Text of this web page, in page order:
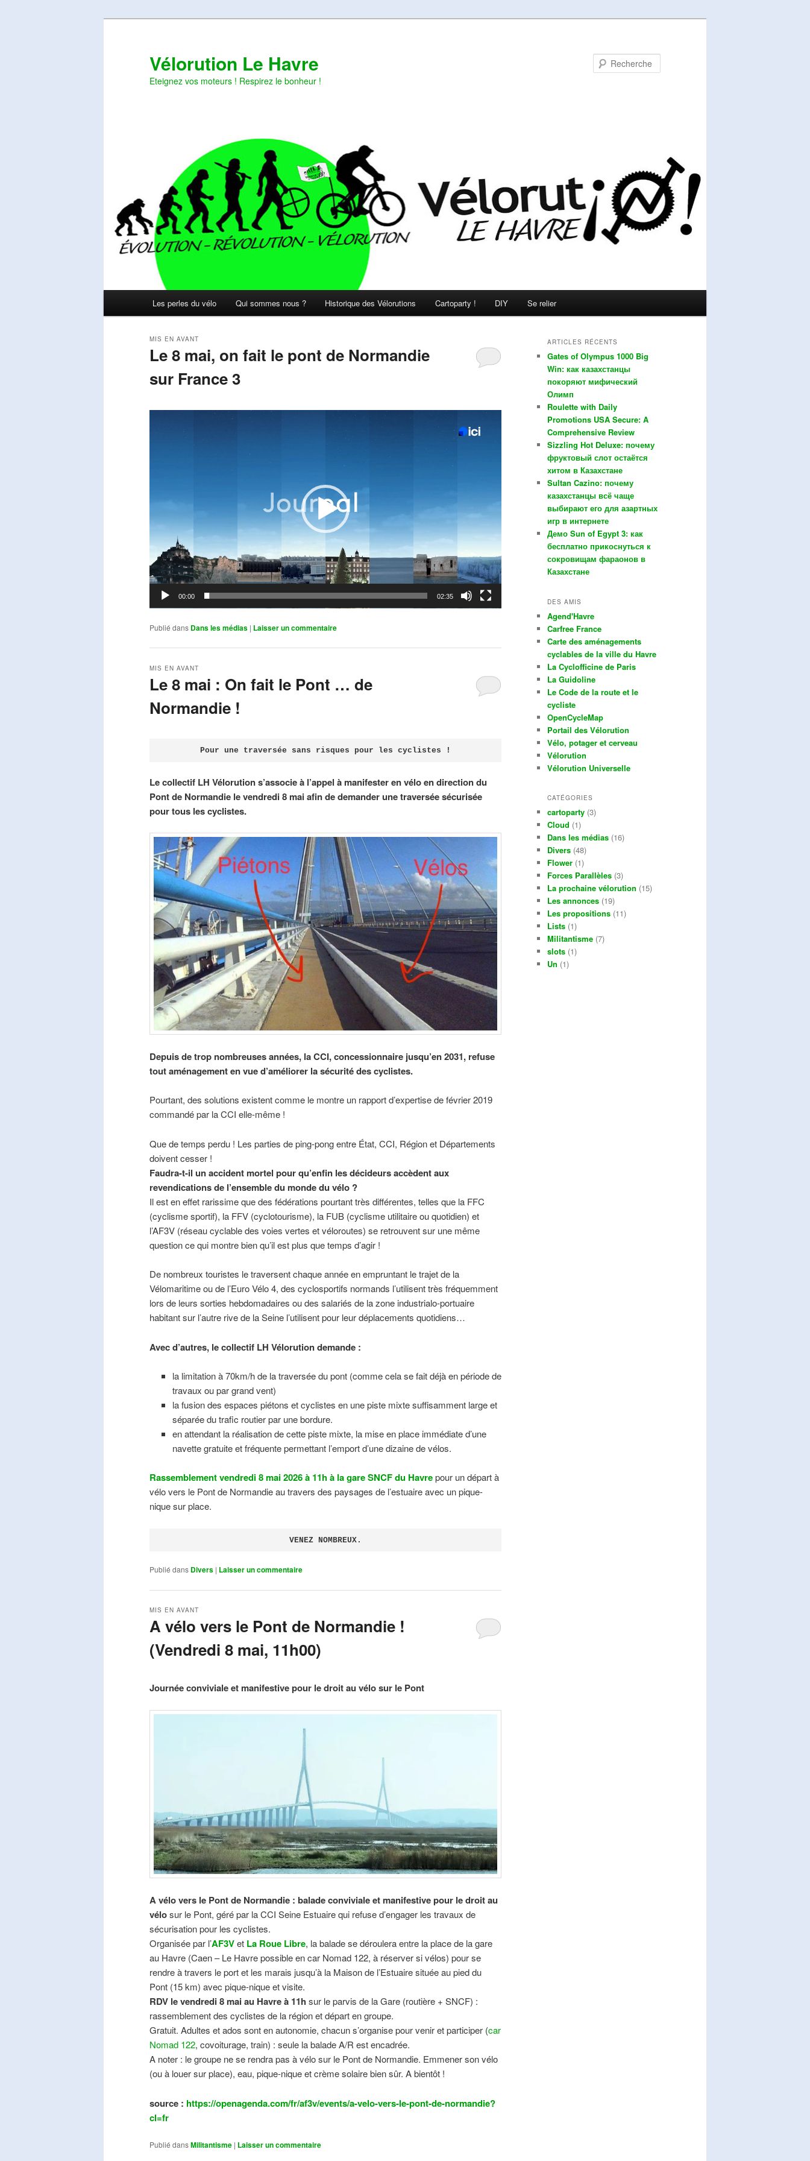
Vélorution Le Havre
Eteignez vos moteurs ! Respirez le bonheur !
Les perles du vélo Qui sommes nous ? Historique des Vélorutions Cartoparty ! DIY Se relier
Le 8 mai, on fait le pont de Normandie
sur France 3
MIS EN AVANT
00:00 02:35
Publié dans Dans les médias | Laisser un commentaire
Le 8 mai : On fait le Pont … de
Normandie !
MIS EN AVANT
Pour une traversée sans risques pour les cyclistes !
Le collectif LH Vélorution s’associe à l’appel à manifester en vélo en direction du
Pont de Normandie le vendredi 8 mai afin de demander une traversée sécurisée
pour tous les cyclistes.
Depuis de trop nombreuses années, la CCI, concessionnaire jusqu’en 2031, refuse
tout aménagement en vue d’améliorer la sécurité des cyclistes.
Pourtant, des solutions existent comme le montre un rapport d’expertise de février 2019
commandé par la CCI elle-même !
Que de temps perdu ! Les parties de ping-pong entre État, CCI, Région et Départements
doivent cesser !
Faudra-t-il un accident mortel pour qu’enfin les décideurs accèdent aux
revendications de l’ensemble du monde du vélo ?
Il est en effet rarissime que des fédérations pourtant très différentes, telles que la FFC
(cyclisme sportif), la FFV (cyclotourisme), la FUB (cyclisme utilitaire ou quotidien) et
l’AF3V (réseau cyclable des voies vertes et véloroutes) se retrouvent sur une même
question ce qui montre bien qu’il est plus que temps d’agir !
De nombreux touristes le traversent chaque année en empruntant le trajet de la
Vélomaritime ou de l’Euro Vélo 4, des cyclosportifs normands l’utilisent très fréquemment
lors de leurs sorties hebdomadaires ou des salariés de la zone industrialo-portuaire
habitant sur l’autre rive de la Seine l’utilisent pour leur déplacements quotidiens…
Avec d’autres, le collectif LH Vélorution demande :
la limitation à 70km/h de la traversée du pont (comme cela se fait déjà en période de
travaux ou par grand vent)
la fusion des espaces piétons et cyclistes en une piste mixte suffisamment large et
séparée du trafic routier par une bordure.
en attendant la réalisation de cette piste mixte, la mise en place immédiate d’une
navette gratuite et fréquente permettant l’emport d’une dizaine de vélos.
Rassemblement vendredi 8 mai 2026 à 11h à la gare SNCF du Havrepour un départ à
vélo vers le Pont de Normandie au travers des paysages de l’estuaire avec un pique-
nique sur place.
VENEZ NOMBREUX.
Publié dans Divers | Laisser un commentaire
A vélo vers le Pont de Normandie !
(Vendredi 8 mai, 11h00)
MIS EN AVANT
Journée conviviale et manifestive pour le droit au vélo sur le Pont
A vélo vers le Pont de Normandie : balade conviviale et manifestivepour le droit au
vélosur le Pont, géré par la CCI Seine Estuaire qui refuse d’engager les travaux de
sécurisation pour les cyclistes.
Organisée par l’AF3Vet La Roue Libre, la balade se déroulera entre la place de la gare
au Havre (Caen – Le Havre possible en car Nomad 122, à réserver si vélos) pour se
rendre à travers le port et les marais jusqu’à la Maison de l’Estuaire située au pied du
Pont (15 km) avec pique-nique et visite.
RDV le vendredi 8 mai au Havre à 11h sur le parvis de la Gare (routière + SNCF) :
rassemblement des cyclistes de la région et départ en groupe.
Gratuit. Adultes et ados sont en autonomie, chacun s’organise pour venir et participer (car
Nomad 122, covoiturage, train) : seule la balade A/R est encadrée.
A noter : le groupe ne se rendra pas à vélo sur le Pont de Normandie. Emmener son vélo
(ou à louer sur place), eau, pique-nique et crème solaire bien sûr. A bientôt !
source : https://openagenda.com/fr/af3v/events/a-velo-vers-le-pont-de-normandie?
cl=fr
Publié dansMilitantisme | Laisser un commentaire
ARTICLES RÉCENTS
Gates of Olympus 1000 Big
Win: как казахстанцы
покоряют мифический
Олимп
Roulette with Daily
Promotions USA Secure: A
Comprehensive Review
Sizzling Hot Deluxe: почему
фруктовый слот остаётся
хитом в Казахстане
Sultan Cazino: почему
казахстанцы всё чаще
выбирают его для азартных
игр в интернете
Демо Sun of Egypt 3: как
бесплатно прикоснуться к
сокровищам фараонов в
Казахстане
DES AMIS
Agend'Havre
Carfree France
Carte des aménagements
cyclables de la ville du Havre
La Cyclofficine de Paris
La Guidoline
Le Code de la route et le
cycliste
OpenCycleMap
Portail des Vélorution
Vélo, potager et cerveau
Vélorution
Vélorution Universelle
CATÉGORIES
cartoparty (3)
Cloud (1)
Dans les médias (16)
Divers (48)
Flower (1)
Forces Parallèles (3)
La prochaine vélorution (15)
Les annonces (19)
Les propositions (11)
Lists (1)
Militantisme (7)
slots (1)
Un (1)